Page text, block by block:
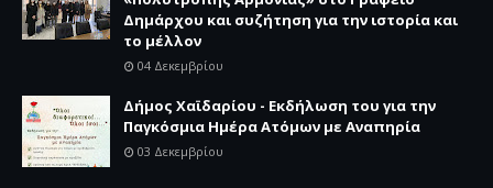
Δημάρχου και συζήτηση για την ιστορία και
το μέλλον
04 Δεκεμβρίου
Δήμος Χαϊδαρίου - Εκδήλωση του για την
Παγκόσμια Ημέρα Ατόμων με Αναπηρία
03 Δεκεμβρίου